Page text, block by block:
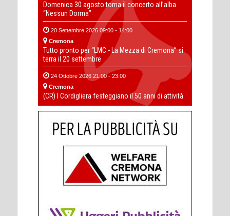
Domenica 30 agosto torna il concerto all’alba
“Nessun Dorma”
20 Settembre 2026 09:00 - 14:00
Cremona
Tutto pronto per “LMC - La Mezza di Cremona” si
terra il 20 settembre
24 Ottobre 2026 21:00 - 23:00
Cremona
(CR) I Cordigliera festeggiano il 50 anni di attività